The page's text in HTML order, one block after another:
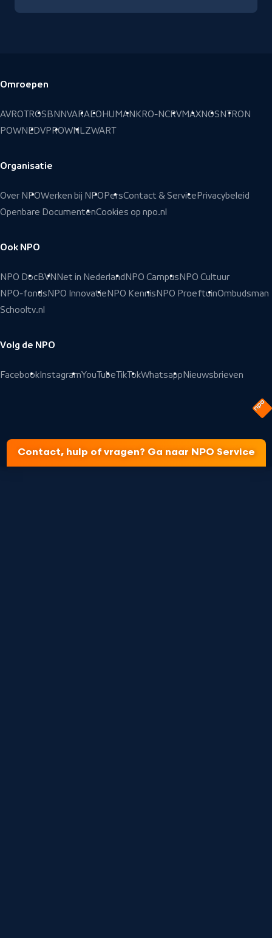
Voettekst
Omroepen
AVROTROSBNNVARAEOHUMANKRO-NCRVMAXNOSNTRON
POWNEDVPROWNLZWART
Organisatie
Over NPOWerken bij NPO PersContact & Service Privacybeleid
Openbare DocumentenCookies op npo.nl
Ook NPO
NPO DocBVN Net in Nederland NPO Campus NPO Cultuur
NPO-fonds NPO Innovatie NPO Kennis NPO ProeftuinOmbudsman
Schooltv.nl
Volg de NPO
Facebook InstagramYouTubeTikTokWhatsapp Nieuwsbrieven
Contact, hulp of vragen? Ga naar NPO Service